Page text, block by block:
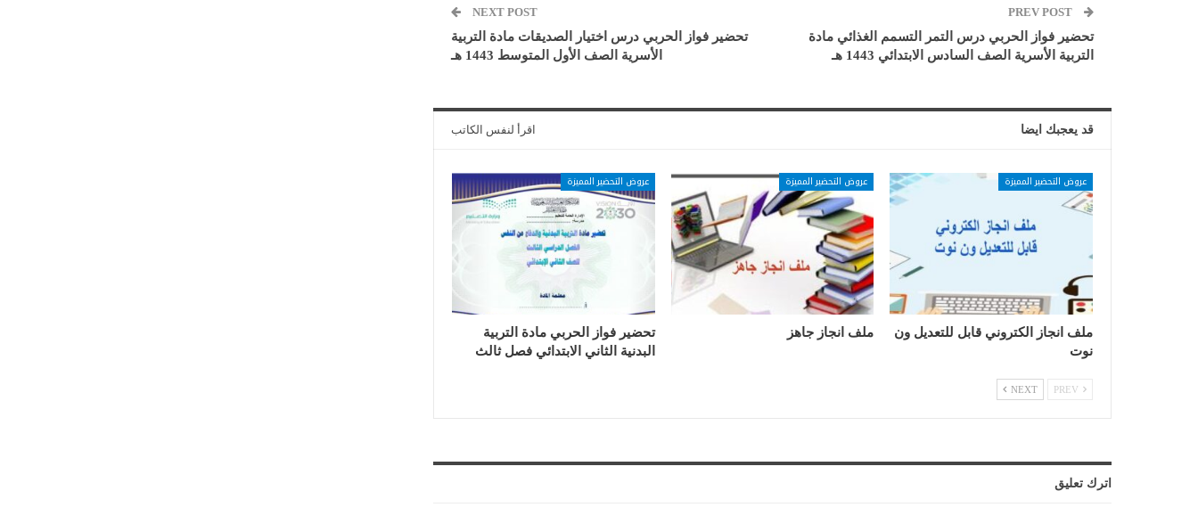
تحضير فواز الحربي درس التمر التسمم الغذائي مادة
التربية الأسرية الصف السادس الابتدائي 1443 هـ
NEXT POST
تحضير فواز الحربي درس اختيار الصديقات مادة التربية
الأسرية الصف الأول المتوسط 1443 هـ
قد يعجبك ايضا اقرأ لنفس الكاتب
عروض التحضير المميزة
ملف انجاز الكتروني قابل للتعديل ون
نوت
عروض التحضير المميزة
ملف انجاز جاهز
عروض التحضير المميزة
تحضير فواز الحربي مادة التربية
البدنية الثاني الابتدائي فصل ثالث
NEXT
اترك تعليق